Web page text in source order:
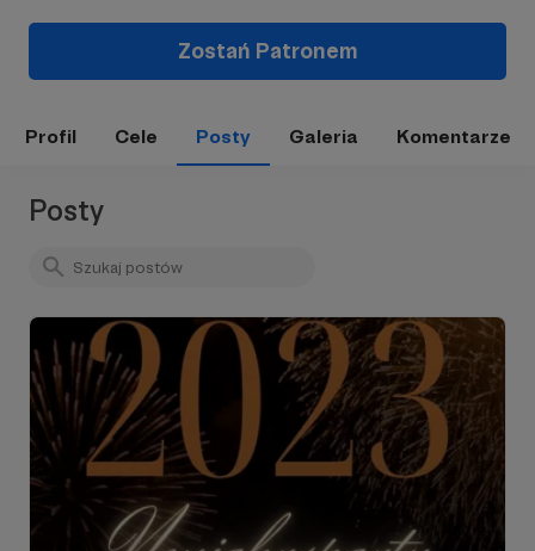
Zostań Patronem
Profil Cele Posty Galeria Komentarze
Posty